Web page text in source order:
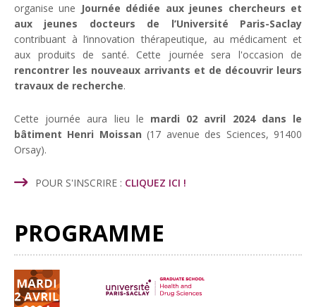
organise une Journée dédiée aux jeunes chercheurs et
aux jeunes docteurs de l’Université Paris-Saclay
contribuant à l’innovation thérapeutique, au médicament et
aux produits de santé. Cette journée sera l'occasion de
rencontrer les nouveaux arrivants et de découvrir leurs
travaux de recherche.
Cette journée aura lieu le mardi 02 avril 2024 dans le
bâtiment Henri Moissan (17 avenue des Sciences, 91400
Orsay).
POUR S'INSCRIRE : CLIQUEZ ICI !
PROGRAMME